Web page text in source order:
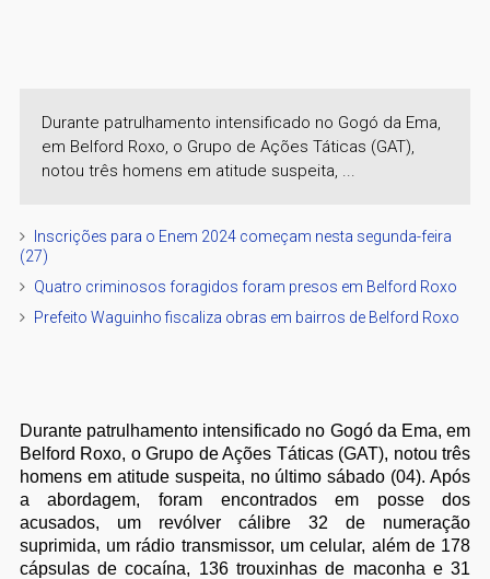
Durante patrulhamento intensificado no Gogó da Ema,
em Belford Roxo, o Grupo de Ações Táticas (GAT),
notou três homens em atitude suspeita, ...
Inscrições para o Enem 2024 começam nesta segunda-feira
(27)
Quatro criminosos foragidos foram presos em Belford Roxo
Prefeito Waguinho fiscaliza obras em bairros de Belford Roxo
Durante patrulhamento intensificado no Gogó da Ema, em
Belford Roxo, o Grupo de Ações Táticas (GAT), notou três
homens em atitude suspeita, no último sábado (04). Após
a abordagem, foram encontrados em posse dos
acusados, um revólver cálibre 32 de numeração
suprimida, um rádio transmissor, um celular, além de 178
cápsulas de cocaína, 136 trouxinhas de maconha e 31